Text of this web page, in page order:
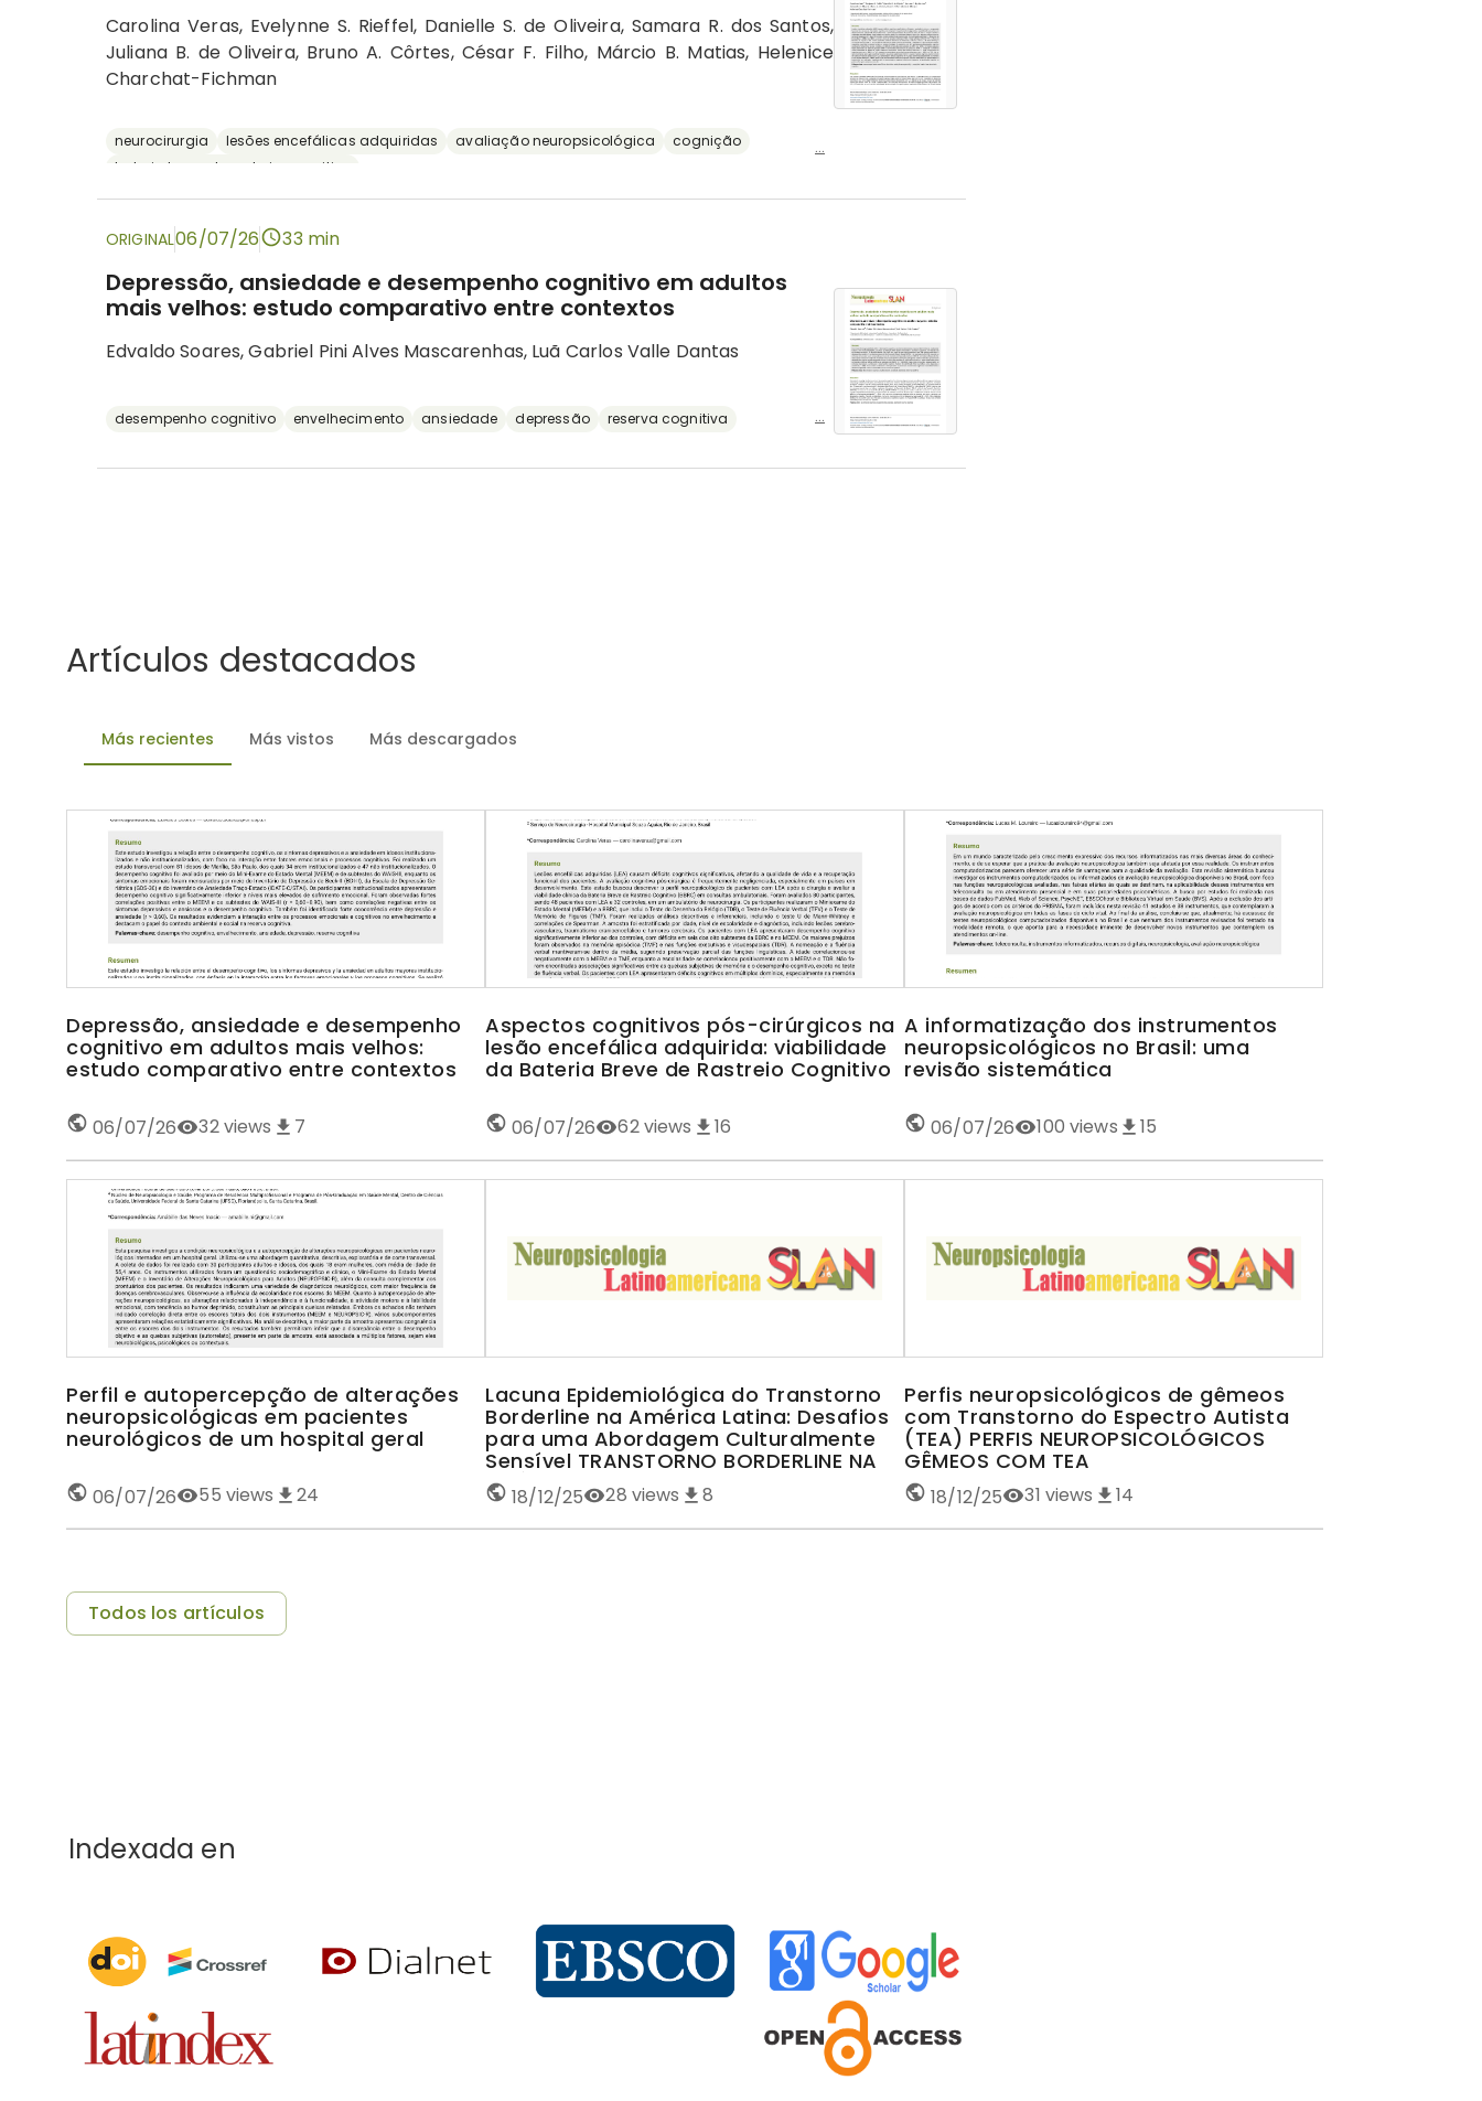
Carolina Veras, Evelynne S. Rieffel, Danielle S. de Oliveira, Samara R. dos Santos,
Juliana B. de Oliveira, Bruno A. Côrtes, César F. Filho, Márcio B. Matias, Helenice
Charchat-Fichman
neurocirurgia lesões encefálicas adquiridas avaliação neuropsicológica
cognição
bateria breve de rastreio cognitivo
...
ORIGINAL06/07/26 33 min
Depressão, ansiedade e desempenho cognitivo em adultos
mais velhos: estudo comparativo entre contextos
Edvaldo Soares, Gabriel Pini Alves Mascarenhas, Luã Carlos Valle Dantas
desempenho cognitivo envelhecimento ansiedade depressão reserva cognitiva ...
Artículos destacados
Más recientes Más vistos Más descargados
Depressão, ansiedade e desempenho
cognitivo em adultos mais velhos:
estudo comparativo entre contextos
06/07/26 32views 7
Aspectos cognitivos pós-cirúrgicos na
lesão encefálica adquirida: viabilidade
da Bateria Breve de Rastreio Cognitivo
06/07/26 62views 16
A informatização dos instrumentos
neuropsicológicos no Brasil: uma
revisão sistemática
06/07/26 100 views 15
Perfil e autopercepção de alterações
neuropsicológicas em pacientes
neurológicos de um hospital geral
06/07/26 55 views 24
Lacuna Epidemiológica do Transtorno
Borderline na América Latina: Desafios
para uma Abordagem Culturalmente
Sensível TRANSTORNO BORDERLINE NA
AMÉRICA LATINA
18/12/25 28 views 8
Perfis neuropsicológicos de gêmeos
com Transtorno do Espectro Autista
(TEA) PERFIS NEUROPSICOLÓGICOS
GÊMEOS COM TEA
18/12/25 31 views 14
Todos los artículos
Indexada en